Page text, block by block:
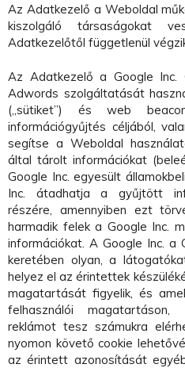
Az Adatkezelő a Weboldal
kiszolgáló társaságokat
Adatkezelőtől függetlenül
Az Adatkezelő a Google Inc.
Adwords szolgáltatását
(„sütiket”) és web
információgyűjtés céljából,
segítse a Weboldal
által tárolt információkat
Google Inc. egyesült
Inc. átadhatja a gyűjtött
részére, amennyiben ezt
harmadik felek a Google Inc.
információkat. A Google Inc. a
keretében olyan, a
helyez el az érintettek
magatartását figyelik, és
felhasználói
reklámot tesz számukra
nyomon követő cookie
az érintett azonosítását